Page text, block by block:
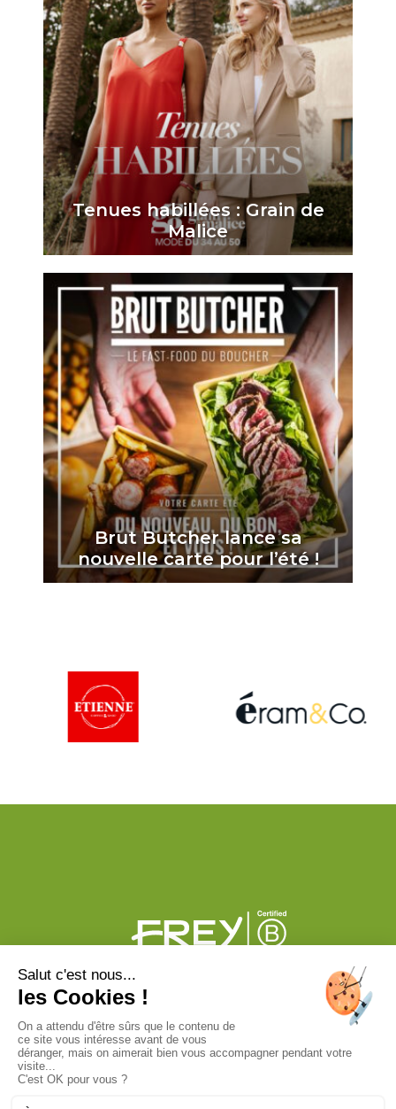
Tenues habillées : Grain de
Malice
Brut Butcher lance sa
nouvelle carte pour l’été !
PLAN DU CENTRE BONS PLANS
PHOTOS